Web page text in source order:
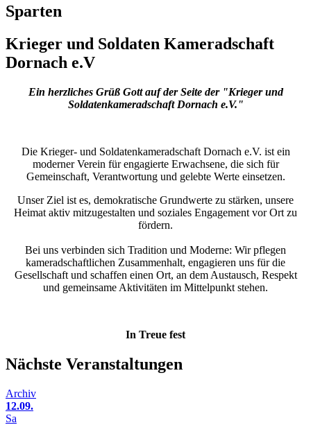
Sparten
Krieger und Soldaten Kameradschaft
Dornach e.V
Ein herzliches Grüß Gott auf der Seite der "Krieger und
Soldatenkameradschaft Dornach e.V."
Die Krieger- und Soldatenkameradschaft Dornach e.V. ist ein
moderner Verein für engagierte Erwachsene, die sich für
Gemeinschaft, Verantwortung und gelebte Werte einsetzen.
Unser Ziel ist es, demokratische Grundwerte zu stärken, unsere
Heimat aktiv mitzugestalten und soziales Engagement vor Ort zu
fördern.
Bei uns verbinden sich Tradition und Moderne: Wir pflegen
kameradschaftlichen Zusammenhalt, engagieren uns für die
Gesellschaft und schaffen einen Ort, an dem Austausch, Respekt
und gemeinsame Aktivitäten im Mittelpunkt stehen.
In Treue fest
Nächste Veranstaltungen
Archiv
12.09.
Sa